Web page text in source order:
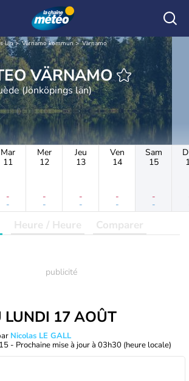
län Värnamo kommun Värnamo
METEO VÄRNAMO
(Jönköpings län)
Mar
11
-
-
Mer
12
-
-
Jeu
13
-
-
Ven
14
-
-
Sam
15
-
-
Heure / Heure Comparer
LUNDI 17 AOÛT
Nicolas LE GALL
- Prochaine mise à jour à 03h30 (heure locale)